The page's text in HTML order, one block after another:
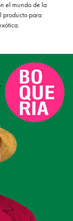
el mundo de la
producto para